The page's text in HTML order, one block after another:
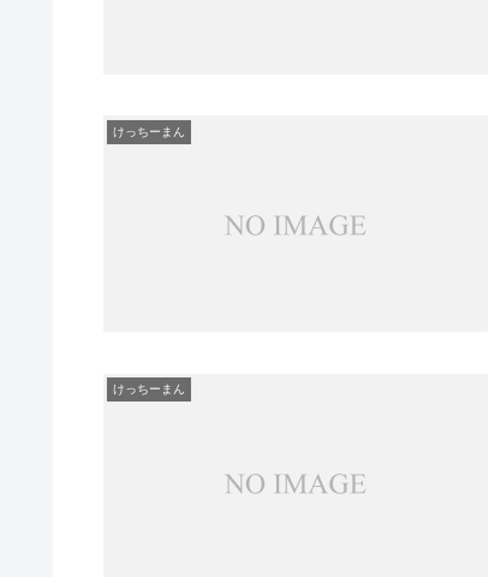
けっちーまん
けっちーまん